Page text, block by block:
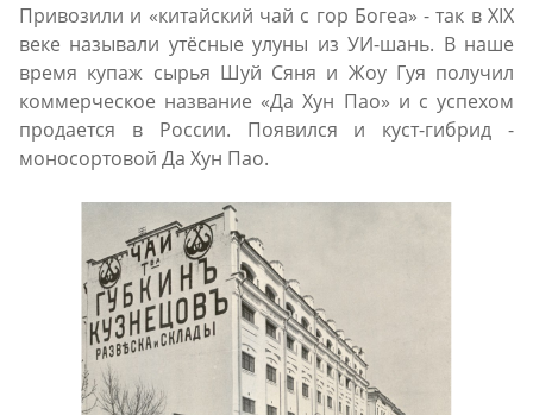
Привозили и «китайский чай с гор Богеа» - так в XIX
веке называли утёсные улуны из УИ-шань. В наше
время купаж сырья Шуй Сяня и Жоу Гуя получил
коммерческое название «Да Хун Пао» и с успехом
продается в России. Появился и куст-гибрид -
моносортовой Да Хун Пао.